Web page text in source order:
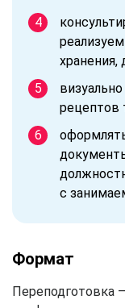
хранения,
рецептов
с
Формат
Переподготовка